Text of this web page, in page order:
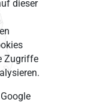
dieser
Zugriffe